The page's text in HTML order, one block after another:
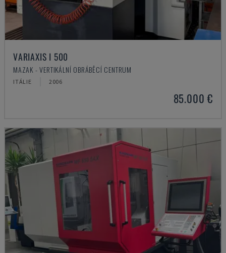
VARIAXIS I 500
MAZAK - VERTIKÁLNÍ OBRÁBĚCÍ CENTRUM
ITÁLIE 2006
85.000 €